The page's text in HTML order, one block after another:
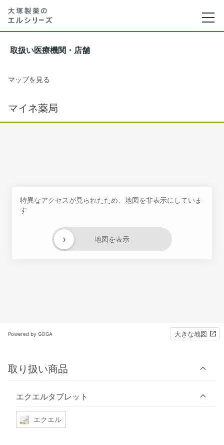
取扱い医療機関・店舗
マップを見る
マイネ薬局
特異なアクセスが見られたため、地図を非表示にしていま
す
地図を表示
›
Powered by GOGA 大きな地図
取り扱い商品
エクエルタブレット
エクエル